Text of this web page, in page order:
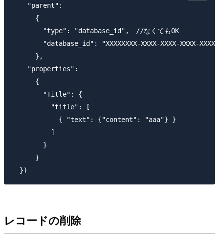
    "parent":
      {
        "type": "database_id",　//なくてもOK
"database_id": "XXXXXXXX-XXXX-XXXX-XXXX-
      },
    "properties":
      {
        "Title": {
          "title": [
            { "text": {"content": "aaa"} }
          ]
        }
      }
レコードの削除